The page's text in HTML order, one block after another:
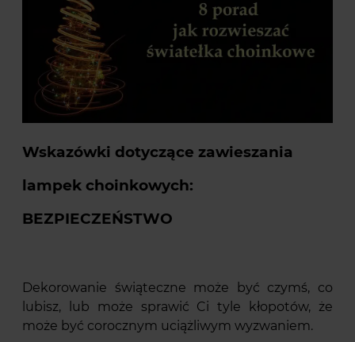
Wskazówki dotyczące zawieszania
lampek choinkowych:
BEZPIECZEŃSTWO
Dekorowanie świąteczne może być czymś, co
lubisz, lub może sprawić Ci tyle kłopotów, że
może być corocznym uciążliwym wyzwaniem.